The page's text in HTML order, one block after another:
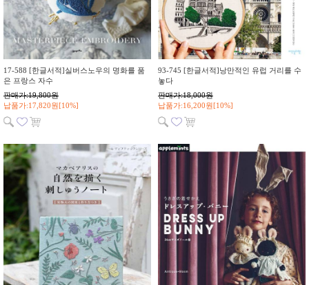
17-588 [한글서적]실버스노우의 명화를 품
은 프랑스 자수
판매가:19,800원
납품가:17,820원[10%]
93-745 [한글서적]낭만적인 유럽 거리를 수
놓다
판매가:18,000원
납품가:16,200원[10%]